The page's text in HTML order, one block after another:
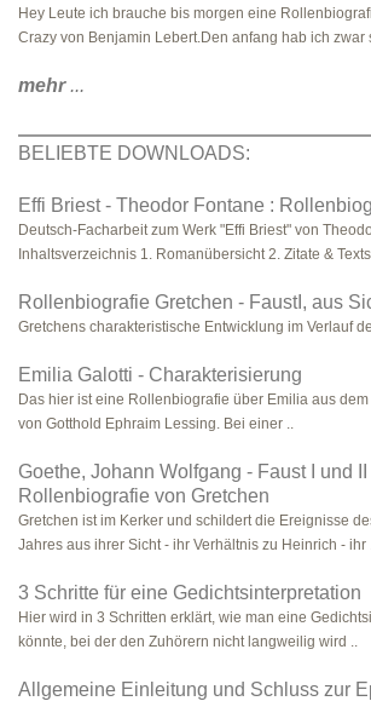
Hey Leute ich brauche bis morgen eine
Crazy von Benjamin Lebert.Den anfang hab ich zwar
mehr...
BELIEBTE DOWNLOADS:
Effi Briest - Theodor Fontane :
Deutsch-Facharbeit zum Werk "Effi Briest" von
Inhaltsverzeichnis 1. Romanübersicht 2. Zitate &
Rollenbiografie Gretchen - FaustI, aus
Gretchens charakteristische Entwicklung im Verlauf
Emilia Galotti - Charakterisierung
Das hier ist eine Rollenbiografie über Emilia aus
von Gotthold Ephraim Lessing. Bei einer ..
Goethe, Johann Wolfgang - Faust I und II
Rollenbiografie von Gretchen
Gretchen ist im Kerker und schildert die Ereignisse
Jahres aus ihrer Sicht - ihr Verhältnis zu Heinrich - ihr
3 Schritte für eine Gedichtsinterpretation
Hier wird in 3 Schritten erklärt, wie man eine
könnte, bei der den Zuhörern nicht langweilig wird ..
Allgemeine Einleitung und Schluss zur